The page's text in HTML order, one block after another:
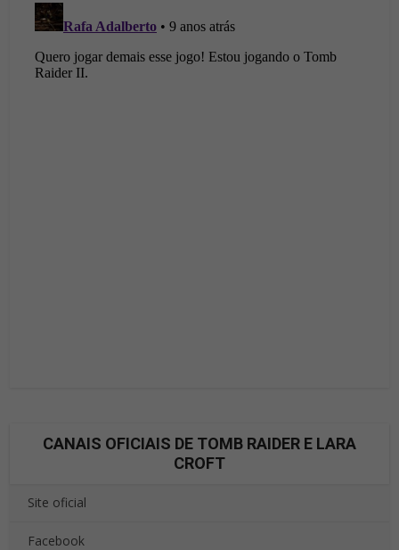
CANAIS OFICIAIS DE TOMB RAIDER E LARA
CROFT
Site oficial
Facebook